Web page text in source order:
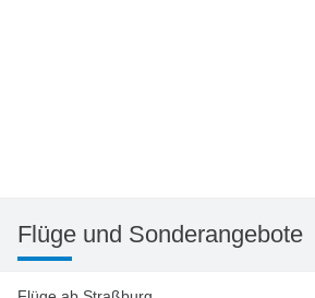
Flüge und Sonderangebote